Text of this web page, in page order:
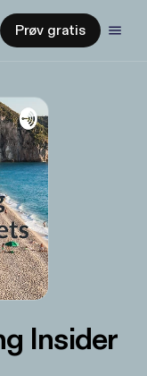
Prøv gratis
Insider